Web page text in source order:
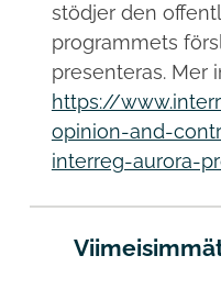
stödjer den
programmets
presenteras. Mer
https://
opinion-and-
interreg-aurora-